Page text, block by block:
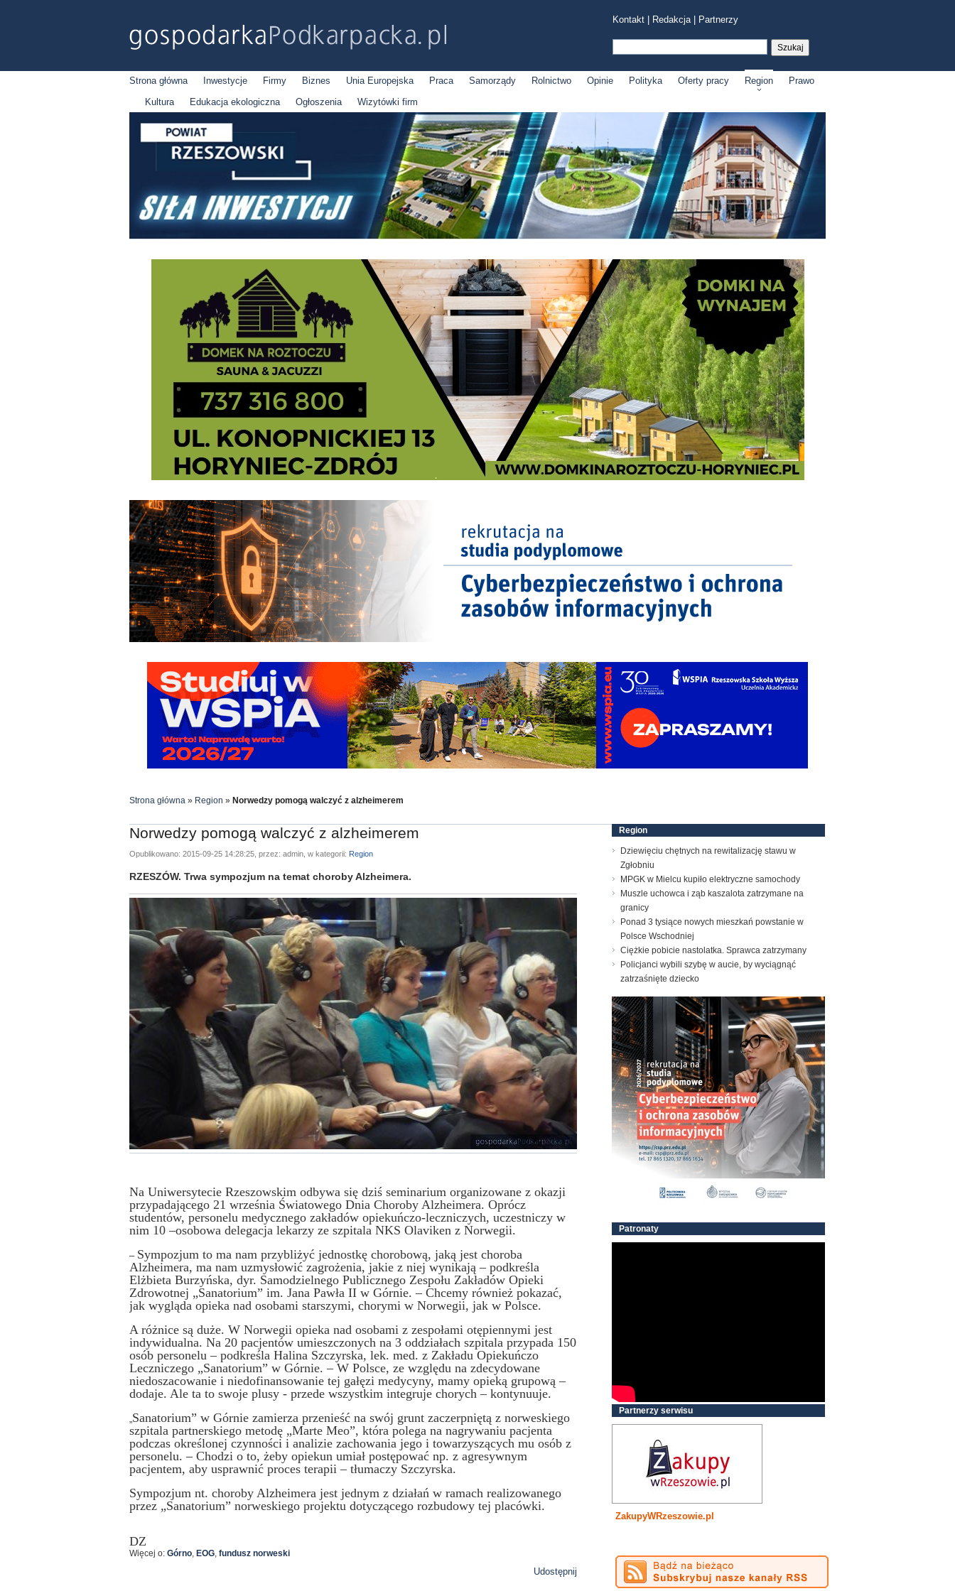
Kontakt Redakcja| Partnerzy
Strona główna Inwestycje Firmy Biznes Unia Europejska Praca Samorządy Rolnictwo Opinie Polityka Oferty pracy Region
Prawo
Kultura
Edukacja ekologiczna Ogłoszenia Wizytówki firm
Strona główna » Region » Norwedzy pomogą walczyć z alzheimerem
Norwedzy pomogą walczyć z alzheimerem
Opublikowano: 2015-09-25 14:28:25, przez: admin, w kategorii: Region
RZESZÓW. Trwa sympozjum na temat choroby Alzheimera.
Na Uniwersytecie Rzeszowskim odbywa się dziś seminarium organizowane z okazji
przypadającego 21 września Światowego Dnia Choroby Alzheimera. Oprócz
studentów, personelu medycznego zakładów opiekuńczo-leczniczych, uczestniczy w
nim 10 –osobowa delegacja lekarzy ze szpitala NKS Olaviken z Norwegii.
– Sympozjum to ma nam przybliżyć jednostkę chorobową, jaką jest choroba
Alzheimera, ma nam uzmysłowić zagrożenia, jakie z niej wynikają – podkreśla
Elżbieta Burzyńska, dyr. Samodzielnego Publicznego Zespołu Zakładów Opieki
Zdrowotnej „Sanatorium” im. Jana Pawła II w Górnie. – Chcemy również pokazać,
jak wygląda opieka nad osobami starszymi, chorymi w Norwegii, jak w Polsce.
A różnice są duże. W Norwegii opieka nad osobami z zespołami otępiennymi jest
indywidualna. Na 20 pacjentów umieszczonych na 3 oddziałach szpitala przypada 150
osób personelu – podkreśla Halina Szczyrska, lek. med. z Zakładu Opiekuńczo
Leczniczego „Sanatorium” w Górnie. – W Polsce, ze względu na zdecydowane
niedoszacowanie i niedofinansowanie tej gałęzi medycyny, mamy opieką grupową –
dodaje. Ale ta to swoje plusy - przede wszystkim integruje chorych – kontynuuje.
„Sanatorium” w Górnie zamierza przenieść na swój grunt zaczerpniętą z norweskiego
szpitala partnerskiego metodę „Marte Meo”, która polega na nagrywaniu pacjenta
podczas określonej czynności i analizie zachowania jego i towarzyszących mu osób z
personelu. – Chodzi o to, żeby opiekun umiał postępować np. z agresywnym
pacjentem, aby usprawnić proces terapii – tłumaczy Szczyrska.
Sympozjum nt. choroby Alzheimera jest jednym z działań w ramach realizowanego
przez „Sanatorium” norweskiego projektu dotyczącego rozbudowy tej placówki.
DZ
Więcej o: Górno, EOG, fundusz norweski
Udostępnij
Region
Dziewięciu chętnych na rewitalizację stawu w
Zgłobniu
MPGK w Mielcu kupiło elektryczne samochody
Muszle uchowca i ząb kaszalota zatrzymane na
granicy
Ponad 3 tysiące nowych mieszkań powstanie w
Polsce Wschodniej
Ciężkie pobicie nastolatka. Sprawca zatrzymany
Policjanci wybili szybę w aucie, by wyciągnąć
zatrzaśnięte dziecko
Patronaty
Partnerzy serwisu
ZakupyWRzeszowie.pl